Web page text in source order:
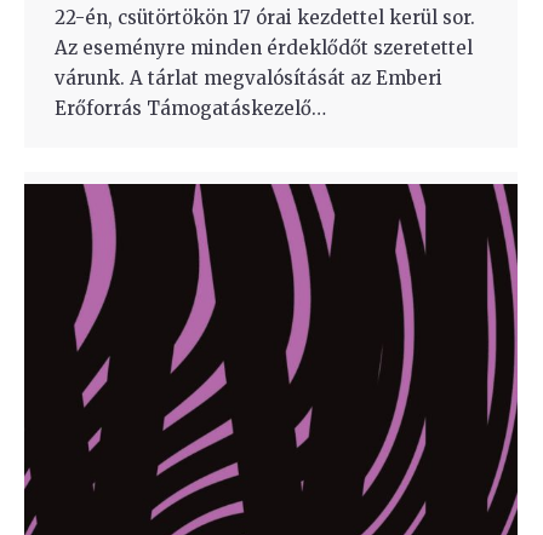
22-én, csütörtökön 17 órai kezdettel kerül sor.
Az eseményre minden érdeklődőt szeretettel
várunk. A tárlat megvalósítását az Emberi
Erőforrás Támogatáskezelő…